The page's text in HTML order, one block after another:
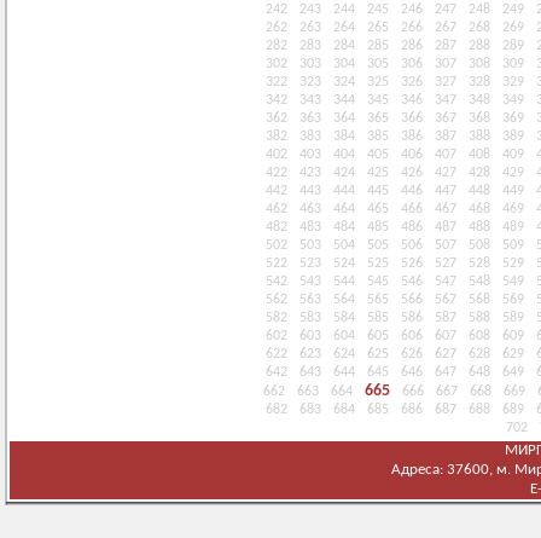
242
243 244 245 246 247 248 249
262
263 264 265 266 267 268 269
282
283 284 285 286 287 288 289
302
303 304 305 306 307 308 309
322
323 324 325 326 327 328 329
342
343 344 345 346 347 348 349
362
363 364 365 366 367 368 369
382
383 384 385 386 387 388 389
402
403 404 405 406 407 408 409
422
423 424 425 426 427 428 429
442
443 444 445 446 447 448 449
462
463 464 465 466 467 468 469
482
483 484 485 486 487 488 489
502
503 504 505 506 507 508 509
522
523 524 525 526 527 528 529
542
543 544 545 546 547 548 549
562
563 564 565 566 567 568 569
582
583 584 585 586 587 588 589
602
603 604 605 606 607 608 609
622
623 624 625 626 627 628 629
642
643 644 645 646 647 648 649
662
663 664 665 666 667 668 669
682
683 684 685 686 687 688 689
702
Адреса: 37600, м.